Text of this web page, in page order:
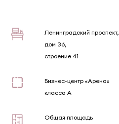
Ленинградский проспект,
дом 36,
строение 41
Бизнес-центр «Арена»
класса А
Общая площадь